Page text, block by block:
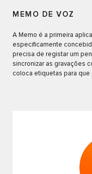
MEMO DE VOZ
A Memo é a primeira
especificamente
precisa de registar um
sincronizar as gravações
coloca etiquetas para que